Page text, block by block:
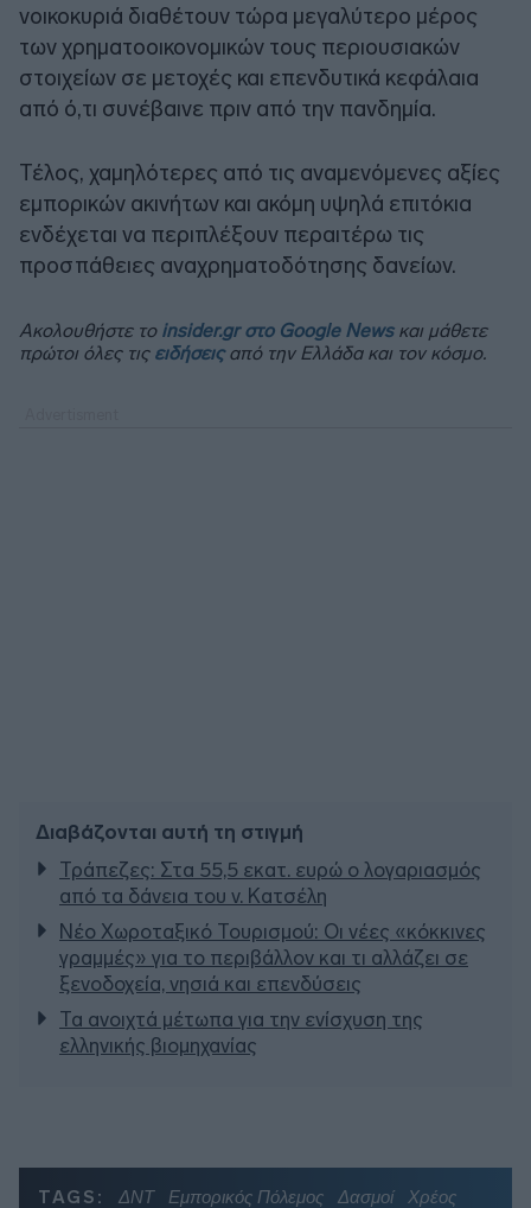
νοικοκυριά διαθέτουν τώρα μεγαλύτερο μέρος
των χρηματοοικονομικών τους περιουσιακών
στοιχείων σε μετοχές και επενδυτικά κεφάλαια
από ό,τι συνέβαινε πριν από την πανδημία.
Τέλος, χαμηλότερες από τις αναμενόμενες αξίες
εμπορικών ακινήτων και ακόμη υψηλά επιτόκια
ενδέχεται να περιπλέξουν περαιτέρω τις
προσπάθειες αναχρηματοδότησης δανείων.
Ακολουθήστε το insider.gr στο Google Newsκαι μάθετε
πρώτοι όλες τις ειδήσειςαπό την Ελλάδα και τον κόσμο.
Διαβάζονται αυτή τη στιγμή
Τράπεζες: Στα 55,5 εκατ. ευρώ ο λογαριασμός
από τα δάνεια του ν. Κατσέλη
Νέο Χωροταξικό Τουρισμού: Οι νέες «κόκκινες
γραμμές» για το περιβάλλον και τι αλλάζει σε
ξενοδοχεία, νησιά και επενδύσεις
Τα ανοιχτά μέτωπα για την ενίσχυση της
ελληνικής βιομηχανίας
TAGS: ΔΝΤ Εμπορικός Πόλεμος Δασμοί Χρέος